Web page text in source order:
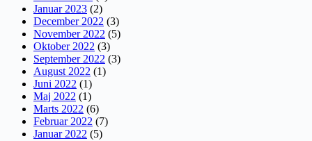
Januar 2023 (2)
December 2022 (3)
November 2022 (5)
Oktober 2022 (3)
September 2022 (3)
August 2022 (1)
Juni 2022 (1)
Maj 2022 (1)
Marts 2022 (6)
Februar 2022 (7)
Januar 2022 (5)